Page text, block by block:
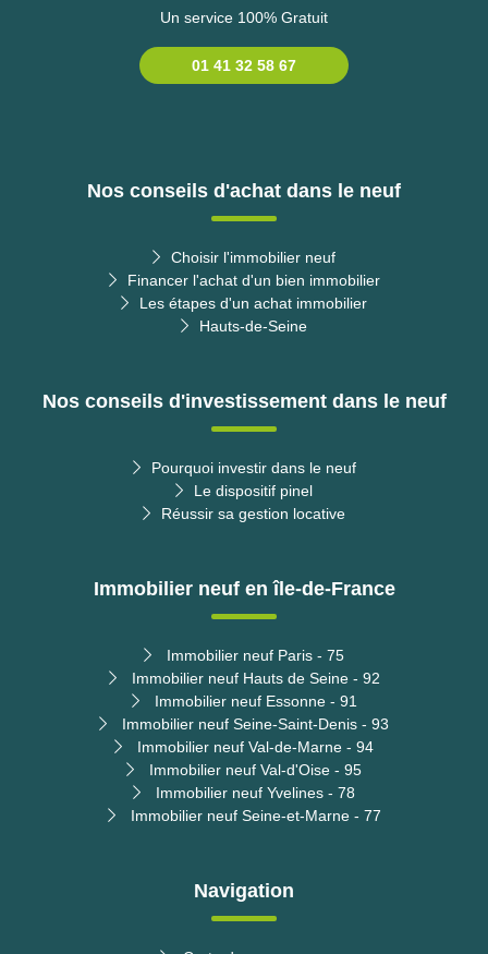
Un service 100% Gratuit
01 41 32 58 67
Nos conseils d'achat dans le neuf
Choisir l'immobilier neuf
Financer l'achat d'un bien immobilier
Les étapes d'un achat immobilier
Hauts-de-Seine
Nos conseils d'investissement dans le neuf
Pourquoi investir dans le neuf
Le dispositif pinel
Réussir sa gestion locative
Immobilier neuf en île-de-France
Immobilier neuf Paris - 75
Immobilier neuf Hauts de Seine - 92
Immobilier neuf Essonne - 91
Immobilier neuf Seine-Saint-Denis - 93
Immobilier neuf Val-de-Marne - 94
Immobilier neuf Val-d'Oise - 95
Immobilier neuf Yvelines - 78
Immobilier neuf Seine-et-Marne - 77
Navigation